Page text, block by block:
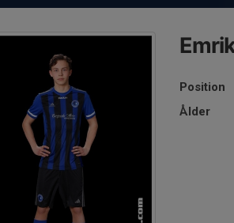
Position
Ålder